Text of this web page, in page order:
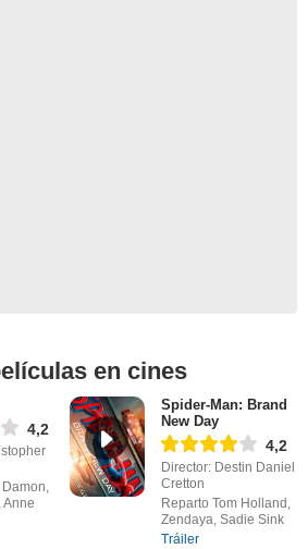
en cines
4,2
Damon,
Anne
Spider-Man: Brand
New Day
4,2
Director: Destin Daniel
Cretton
Reparto Tom Holland,
Zendaya, Sadie Sink
Tráiler